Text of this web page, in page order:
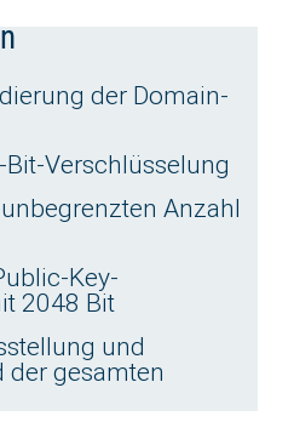
der Domain-
Verschlüsselung
Anzahl
Key-
2048 Bit
und
der gesamten